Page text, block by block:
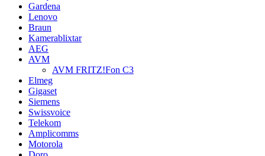
Gardena
Lenovo
Braun
Kamerablixtar
AEG
AVM
AVM FRITZ!Fon C3
Elmeg
Gigaset
Siemens
Swissvoice
Telekom
Amplicomms
Motorola